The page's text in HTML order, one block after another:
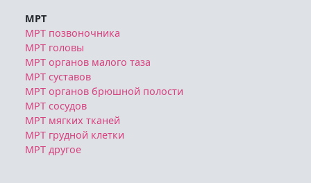
МРТ
МРТ позвоночника
МРТ головы
МРТ органов малого таза
МРТ суставов
МРТ органов брюшной полости
МРТ сосудов
МРТ мягких тканей
МРТ грудной клетки
МРТ другое